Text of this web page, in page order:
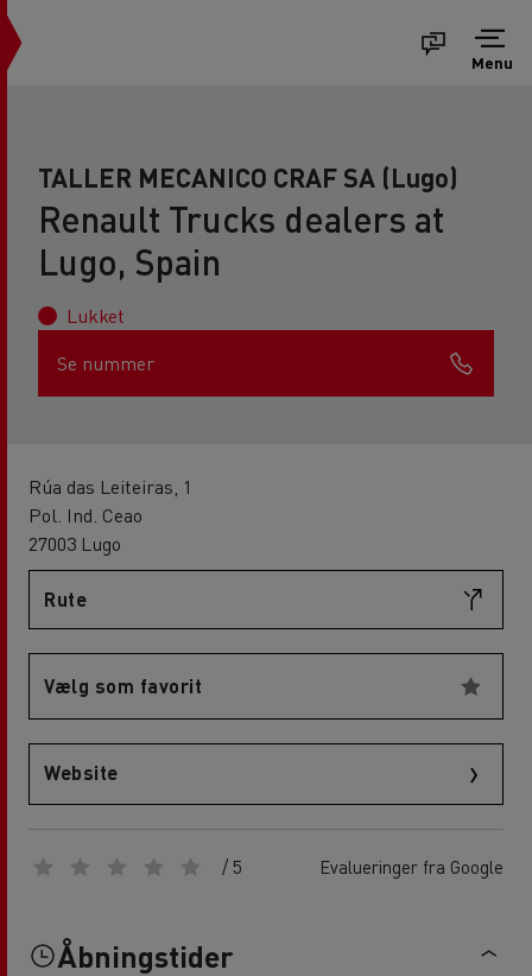
Menu
TALLER MECANICO CRAF SA (Lugo)
Renault Trucks dealers at
Lugo, Spain
Lukket
Se nummer
Rúa das Leiteiras, 1
Pol. Ind. Ceao
27003 Lugo
Rute
Vælg som favorit
Website
/ 5 Evalueringer fra Google
Åbningstider